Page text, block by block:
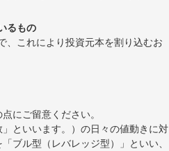
るもの
、これにより投資元本を割り込むお
にご留意ください。
といいます。）の日々の値動きに対
ブル型（レバレッジ型）」といい、